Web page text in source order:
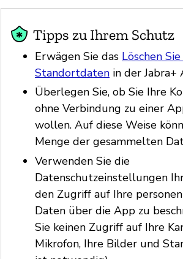
Tipps zu Ihrem Schutz
Erwägen Sie das Löschen
Standortdaten in der Jabra+
Überlegen Sie, ob Sie Ihre
ohne Verbindung zu einer
wollen. Auf diese Weise
Menge der gesammelten
Verwenden Sie die
Datenschutzeinstellungen
den Zugriff auf Ihre
Daten über die App zu
Sie keinen Zugriff auf Ihre
Mikrofon, Ihre Bilder und